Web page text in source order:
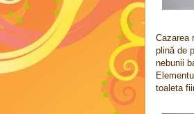
Cazarea
plină de
nebunii
toaleta